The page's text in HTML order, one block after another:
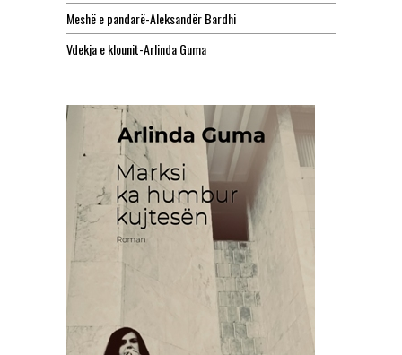
Meshë e pandarë-Aleksandër Bardhi
Vdekja e klounit-Arlinda Guma